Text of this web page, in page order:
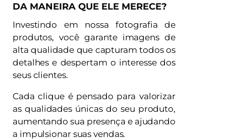
DA MANEIRA QUE ELE MERECE?
Investindo em nossa fotografia de
produtos, você garante imagens de
alta qualidade que capturam todos os
detalhes e despertam o interesse dos
seus clientes.
Cada clique é pensado para valorizar
as qualidades únicas do seu produto,
aumentando sua presença e ajudando
a impulsionar suas vendas.